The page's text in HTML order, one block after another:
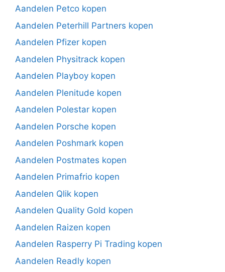
Aandelen Petco kopen
Aandelen Peterhill Partners kopen
Aandelen Pfizer kopen
Aandelen Physitrack kopen
Aandelen Playboy kopen
Aandelen Plenitude kopen
Aandelen Polestar kopen
Aandelen Porsche kopen
Aandelen Poshmark kopen
Aandelen Postmates kopen
Aandelen Primafrio kopen
Aandelen Qlik kopen
Aandelen Quality Gold kopen
Aandelen Raizen kopen
Aandelen Rasperry Pi Trading kopen
Aandelen Readly kopen